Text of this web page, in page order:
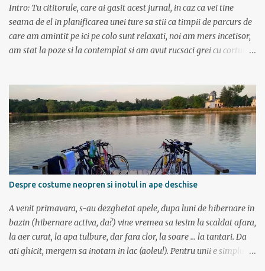
Intro: Tu cititorule, care ai gasit acest jurnal, in caz ca vei tine
seama de el in planificarea unei ture sa stii ca timpii de parcurs de
care am amintit pe ici pe colo sunt relaxati, noi am mers incetisor,
am stat la poze si la contemplat si am avut rucsaci grei cu corturi si
cuvenea ceva tare la munte, la altitudine, la aer curat. Si unde se
putea mai sus decat in Muntii Fagaras , cea mai lunga creasta
montana din Romania si cu cele mai inalte trei varfuri:
Moldoveanu, Negoiu si Vistea Mare. Am planuit sa parcurgem
toata creasta in 5 zile, de la vest la est. In total 70 de km. De la
orele de geografie din scoala ne aminteam ca grupa Muntilor
Fagaras se intinde intre Turnu Rosu (pe Valea Oltului) si culoarul
Rucar-Bran. Asa ca marti de dimineata autocarul ne lasa la
Cîineni, de unde luam trenul pret de jumatate de ora pana in
localitatea Turnu Ro...
Despre costume neopren si inotul in ape deschise
A venit primavara, s-au dezghetat apele, dupa luni de hibernare in
bazin (hibernare activa, da?) vine vremea sa iesim la scaldat afara,
la aer curat, la apa tulbure, dar fara clor, la soare ... la tantari. Da
ati ghicit, mergem sa inotam in lac (aoleu!). Pentru unii e simplu,